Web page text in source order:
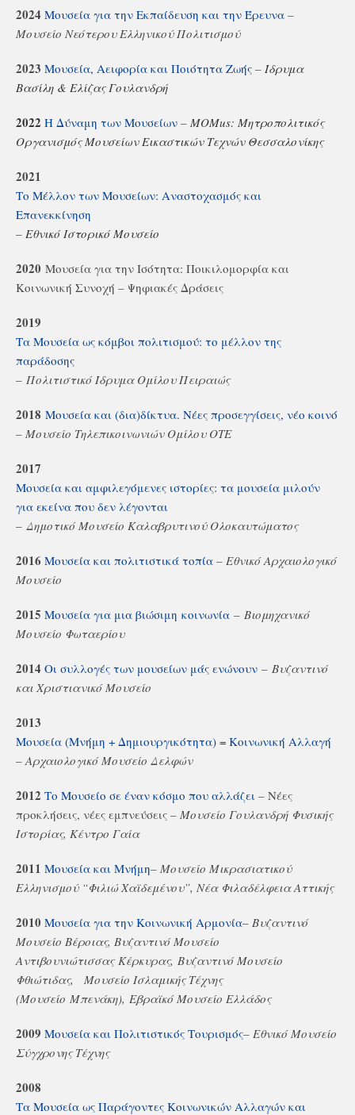
2024 Μουσεία για την Εκπαίδευση και την Έρευνα –
Μουσείο Νεότερου Ελληνικού Πολιτισμού
2023 Μουσεία, Αειφορία και Ποιότητα Ζωής – Ίδρυμα
Βασίλη & Ελίζας Γουλανδρή
2022 Η Δύναμη των Μουσείων – MOMus: Μητροπολιτικός
Οργανισμός Μουσείων Εικαστικών Τεχνών Θεσσαλονίκης
2021
Το Μέλλον των Μουσείων: Αναστοχασμός και
Επανεκκίνηση
– Εθνικό Ιστορικό Μουσείο
2020 Μουσεία για την Ισότητα: Ποικιλομορφία και
Kοινωνική Συνοχή – Ψηφιακές Δράσεις
2019
Τα Μουσεία ως κόμβοι πολιτισμού: το μέλλον της
παράδοσης
– Πολιτιστικό Ίδρυμα Ομίλου Πειραιώς
2018 Μουσεία και (δια)δίκτυα. Νέες προσεγγίσεις, νέο κοινό
– Μουσείο Τηλεπικοινωνιών Ομίλου ΟΤΕ
2017
Μουσεία και αμφιλεγόμενες ιστορίες: τα μουσεία μιλούν
για εκείνα που δεν λέγονται
– Δημοτικό Μουσείο Καλαβρυτινού Ολοκαυτώματος
2016 Μουσεία και πολιτιστικά τοπία – Εθνικό Αρχαιολογικό
Μουσείο
2015 Μουσεία για μια βιώσιμη κοινωνία – Βιομηχανικό
Μουσείο Φωταερίου
2014 Οι συλλογές των μουσείων μάς ενώνουν – Βυζαντινό
και Χριστιανικό Μουσείο
2013
Μουσεία (Μνήμη + Δημιουργικότητα) = Κοινωνική Αλλαγή
– Αρχαιολογικό Μουσείο Δελφών
2012 Το Μουσείο σε έναν κόσμο που αλλάζει – Νέες
προκλήσεις, νέες εμπνεύσεις – Μουσείο Γουλανδρή Φυσικής
Ιστορίας, Κέντρο Γαία
2011 Μουσεία και Μνήμη– Μουσείο Μικρασιατικού
Ελληνισμού “Φιλιώ Χαϊδεμένου”, Νέα Φιλαδέλφεια Αττικής
2010 Μουσεία για την Κοινωνική Αρμονία– Βυζαντινό
Μουσείο Βέροιας, Βυζαντινό Μουσείο
Αντιβουνιώτισσας Κέρκυρας, Βυζαντινό Μουσείο
Φθιώτιδας, Μουσείο Ισλαμικής Τέχνης
(Μουσείο Μπενάκη), Εβραϊκό Μουσείο Ελλάδος
2009 Μουσεία και Πολιτιστικός Τουρισμός– Εθνικό Μουσείο
Σύγχρονης Τέχνης
2008
Τα Μουσεία ως Παράγοντες Κοινωνικών Αλλαγών και